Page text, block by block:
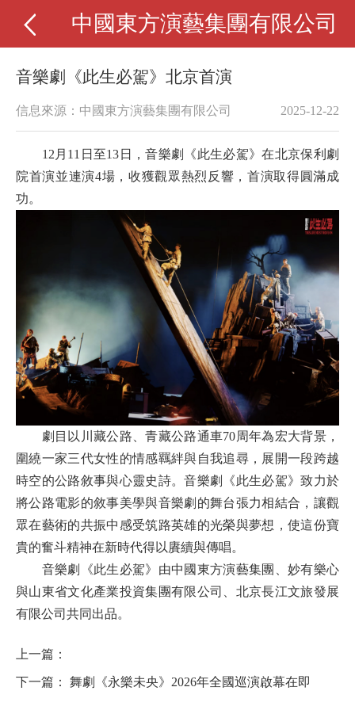
中國東方演藝集團有限公司
音樂劇《此生必駕》北京首演
信息來源：中國東方演藝集團有限公司 2025-12-22
12月11日至13日，音樂劇《此生必駕》在北京保利劇
院首演並連演4場，收獲觀眾熱烈反響，首演取得圓滿成
功。
劇目以川藏公路、青藏公路通車70周年為宏大背景，
圍繞一家三代女性的情感羈絆與自我追尋，展開一段跨越
時空的公路敘事與心靈史詩。音樂劇《此生必駕》致力於
將公路電影的敘事美學與音樂劇的舞台張力相結合，讓觀
眾在藝術的共振中感受筑路英雄的光榮與夢想，使這份寶
貴的奮斗精神在新時代得以賡續與傳唱。
音樂劇《此生必駕》由中國東方演藝集團、妙有樂心
與山東省文化產業投資集團有限公司、北京長江文旅發展
有限公司共同出品。
上一篇：
下一篇： 舞劇《永樂未央》2026年全國巡演啟幕在即